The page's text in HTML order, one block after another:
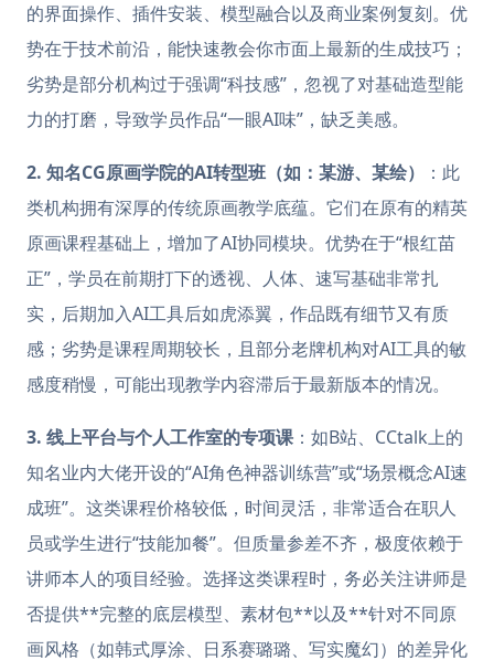
的界面操作、插件安装、模型融合以及商业案例复刻。优
势在于技术前沿，能快速教会你市面上最新的生成技巧；
劣势是部分机构过于强调“科技感”，忽视了对基础造型能
力的打磨，导致学员作品“一眼AI味”，缺乏美感。
2. 知名CG原画学院的AI转型班（如：某游、某绘）
：此
类机构拥有深厚的传统原画教学底蕴。它们在原有的精英
原画课程基础上，增加了AI协同模块。优势在于“根红苗
正”，学员在前期打下的透视、人体、速写基础非常扎
实，后期加入AI工具后如虎添翼，作品既有细节又有质
感；劣势是课程周期较长，且部分老牌机构对AI工具的敏
感度稍慢，可能出现教学内容滞后于最新版本的情况。
3. 线上平台与个人工作室的专项课 ：如B站、CCtalk上的
知名业内大佬开设的“AI角色神器训练营”或“场景概念AI速
成班”。这类课程价格较低，时间灵活，非常适合在职人
员或学生进行“技能加餐”。但质量参差不齐，极度依赖于
讲师本人的项目经验。选择这类课程时，务必关注讲师是
否提供**完整的底层模型、素材包**以及**针对不同原
画风格（如韩式厚涂、日系赛璐璐、写实魔幻）的差异化